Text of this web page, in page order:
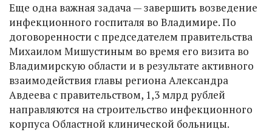
Еще одна важная задача — завершить возведение
инфекционного госпиталя во Владимире. По
договоренности с председателем правительства
Михаилом Мишустиным во время его визита во
Владимирскую области и в результате активного
взаимодействия главы региона Александра
Авдеева с правительством, 1,3 млрд рублей
направляются на строительство инфекционного
корпуса Областной клинической больницы.